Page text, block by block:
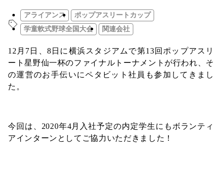
アライアンス
ポップアスリートカップ
学童軟式野球全国大会
関連会社
12月7日、8日に横浜スタジアムで第13回ポップアスリ
ート星野仙一杯のファイナルトーナメントが行われ、そ
の運営のお手伝いにペタビット社員も参加してきまし
た。
今回は、2020年4月入社予定の内定学生にもボランティ
アインターンとしてご協力いただきました！